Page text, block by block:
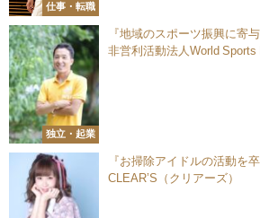
仕事・転職
独立・起業
『地域のスポーツ振興に寄
非営利活動法人World
『お掃除アイドルの活動
CLEAR’S（クリアーズ）